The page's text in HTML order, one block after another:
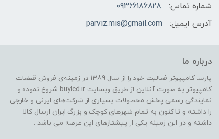
شماره تماس:
09366186828
آدرس ایمیل:
parviz.mis@gmail.com
درباره ما
پارسا کامپیوتر فعالیت خود را از سال 1389 در زمینه‌ی فروش قطعات
کامپیوتر به صورت آنلاین از طریق وبسایت buylcd.ir شروع نموده و
نمایندگی رسمی پخش محصولات بسیاری از شرکت‌های ایرانی و خارجی
را داشته و تا کنون به تمام شهرهای کوچک و بزرگ ایران ارسال کالا
داشته و در این زمینه یکی از پیشتازهای این عرصه می باشد .